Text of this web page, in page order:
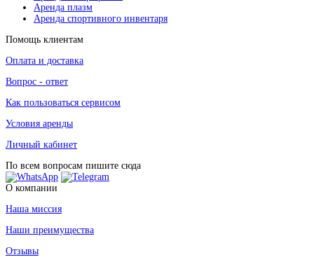
Аренда плазм
Аренда спортивного инвентаря
Помощь клиентам
Оплата и доставка
Вопрос - ответ
Как пользоваться сервисом
Условия аренды
Личный кабинет
По всем вопросам пишите сюда
О компании
Наша миссия
Наши преимущества
Отзывы